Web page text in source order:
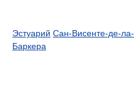
Эстуарий Сан-Висенте-де-ла-
Баркера